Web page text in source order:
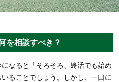
を相談すべき？
なると「そろそろ、終活でも始め
ることでしょう。しかし、一口に